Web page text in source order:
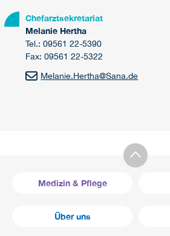
Chefarztsekretariat
Melanie Hertha
Tel.: 09561 22-5390
Fax: 09561 22-5322
Melanie.Hertha@Sana.de
Medizin & Pflege
Über uns